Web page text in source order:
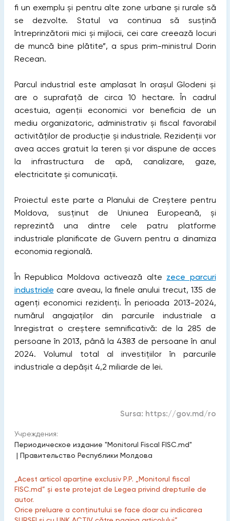
fi un exemplu și pentru alte zone urbane și rurale să
se dezvolte. Statul va continua să susțină
întreprinzătorii mici și mijlocii, cei care creează locuri
de muncă bine plătite”, a spus prim-ministrul Dorin
Recean.
Parcul industrial este amplasat în orașul Glodeni și
are o suprafață de circa 10 hectare. În cadrul
acestuia, agenții economici vor beneficia de un
mediu organizatoric, administrativ și fiscal favorabil
activităților de producție și industriale. Rezidenții vor
avea acces gratuit la teren și vor dispune de acces
la infrastructura de apă, canalizare, gaze,
electricitate și comunicații.
Proiectul este parte a Planului de Creștere pentru
Moldova, susținut de Uniunea Europeană, și
reprezintă una dintre cele patru platforme
industriale planificate de Guvern pentru a dinamiza
economia regională.
În Republica Moldova activează alte zece parcuri
industriale care aveau, la finele anului trecut, 135 de
agenți economici rezidenți. În perioada 2013-2024,
numărul angajaților din parcurile industriale a
înregistrat o creștere semnificativă: de la 285 de
persoane în 2013, până la 4383 de persoane în anul
2024. Volumul total al investițiilor în parcurile
industriale a depășit 4,2 miliarde de lei.
Sursa: https://gov.md/ro
Учреждения:
Периодическое издание "Monitorul Fiscal FISC.md"
| Правительство Республики Молдова
„Acest articol aparține exclusiv P.P. „Monitorul fiscal
FISC.md” și este protejat de Legea privind drepturile de
autor.
Orice preluare a conținutului se face doar cu indicarea